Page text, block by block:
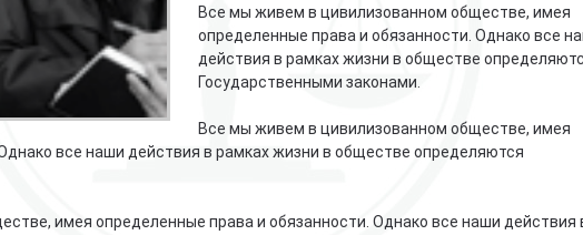
Все мы живем в цивилизованном обществе, имея
определенные права и обязанности. Однако все
действия в рамках жизни в обществе
Государственными законами.
Все мы живем в цивилизованном обществе, имея
все наши действия в рамках жизни в обществе определяются
имея определенные права и обязанности. Однако все наши действия